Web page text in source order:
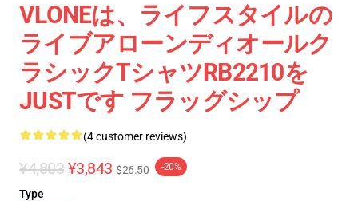
VLONEは、ライフスタイルの
ライブアローンディオールク
ラシックTシャツRB2210を
JUSTです フラッグシップ
(4 customer reviews)
¥4,803 ¥3,843 $26.50 -20%
Type